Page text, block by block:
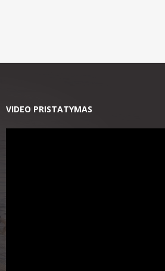
VIDEO PRISTATYMAS